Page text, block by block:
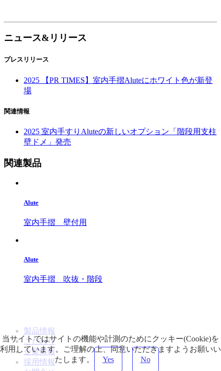
ニュース&リリース
プレスリリース
2025
【PR TIMES】室内手摺Aluteにホワイト色が新登
場
関連情報
2025 室内手すりAluteの新しいオプション「階段用支柱
壁ドメ」発売
関連製品
Alute
室内手摺 壁付用
Alute
室内手摺 吹抜・階段
製品情報
こだわり
企業情報
採用情報
当サイトではサイトの機能や計測のためにクッキー(Cookie)を
利用しています。ご理解の上、同意いただきますようお願いい
たします。
Yes No